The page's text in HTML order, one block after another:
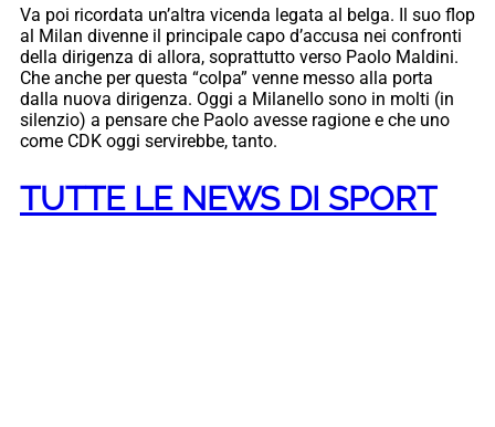
Va poi ricordata un’altra vicenda legata al belga. Il suo flop
al Milan divenne il principale capo d’accusa nei confronti
della dirigenza di allora, soprattutto verso Paolo Maldini.
Che anche per questa “colpa” venne messo alla porta
dalla nuova dirigenza. Oggi a Milanello sono in molti (in
silenzio) a pensare che Paolo avesse ragione e che uno
come CDK oggi servirebbe, tanto.
TUTTE LE NEWS DI SPORT